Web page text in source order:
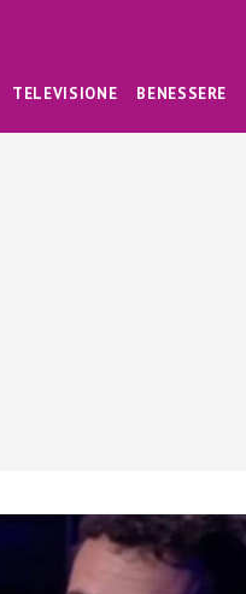
TELEVISIONE BENESSERE